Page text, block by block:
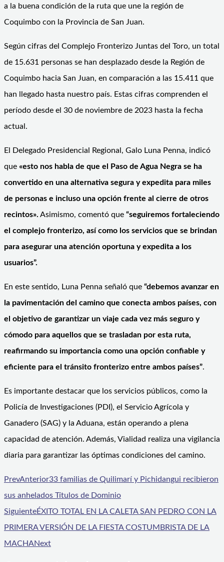
a la buena condición de la ruta que une la región de
Coquimbo con la Provincia de San Juan.
Según cifras del Complejo Fronterizo Juntas del Toro, un total
de 15.631 personas se han desplazado desde la Región de
Coquimbo hacia San Juan, en comparación a las 15.411 que
han llegado hasta nuestro país. Estas cifras comprenden el
período desde el 30 de noviembre de 2023 hasta la fecha
actual.
El Delegado Presidencial Regional, Galo Luna Penna, indicó
que «esto nos habla de que el Paso de Agua Negra se ha
convertido en una alternativa segura y expedita para miles
de personas e incluso una opción frente al cierre de otros
recintos». Asimismo, comentó que “seguiremos fortaleciendo
el complejo fronterizo, así como los servicios que se brindan
para asegurar una atención oportuna y expedita a los
usuarios”.
En este sentido, Luna Penna señaló que “debemos avanzar en
la pavimentación del camino que conecta ambos países, con
el objetivo de garantizar un viaje cada vez más seguro y
cómodo para aquellos que se trasladan por esta ruta,
reafirmando su importancia como una opción confiable y
eficiente para el tránsito fronterizo entre ambos países”.
Es importante destacar que los servicios públicos, como la
Policía de Investigaciones (PDI), el Servicio Agrícola y
Ganadero (SAG) y la Aduana, están operando a plena
capacidad de atención. Además, Vialidad realiza una vigilancia
diaria para garantizar las óptimas condiciones del camino.
PrevAnterior33 familias de Quilimarí y Pichidangui recibieron
sus anhelados Títulos de Dominio
SiguienteÉXITO TOTAL EN LA CALETA SAN PEDRO CON LA
PRIMERA VERSIÓN DE LA FIESTA COSTUMBRISTA DE LA
MACHANext